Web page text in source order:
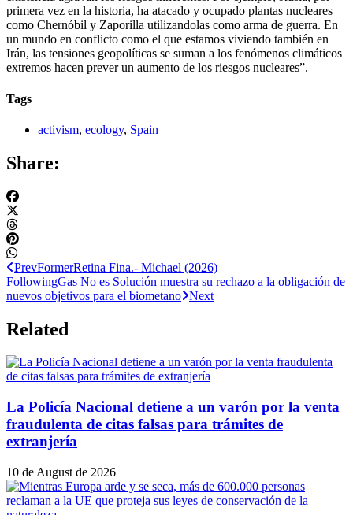
primera vez en la historia, ha atacado y ocupado plantas nucleares
como Chernóbil y Zaporilla utilizandolas como arma de guerra. En
un mundo en conflicto como el que estamos viviendo también en
Irán, las tensiones geopolíticas se suman a los fenómenos climáticos
extremos hacen prever un aumento de los riesgos nucleares”.
Tags
activism, ecology, Spain
Share:
PrevFormerRetina Fina.- Michael (2026)
FollowingGas No es Solución muestra su rechazo a la obligación de
nuevos objetivos para el biometano Next
Related
La Policía Nacional detiene a un varón por la venta
fraudulenta de citas falsas para trámites de
extranjería
10 de August de 2026